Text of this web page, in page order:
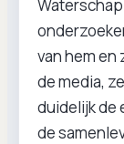
van hem en
de media,
duidelijk de
de